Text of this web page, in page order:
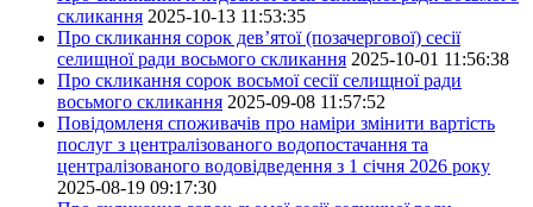
скликання 2025-10-13 11:53:35
Про скликання сорок дев’ятої (позачергової) сесії
селищної ради восьмого скликання 2025-10-01 11:56:38
Про скликання сорок восьмої сесії селищної ради
восьмого скликання 2025-09-08 11:57:52
Повідомленя споживачів про наміри змінити вартість
послуг з централізованого водопостачання та
централізованого водовідведення з 1 січня 2026 року
2025-08-19 09:17:30